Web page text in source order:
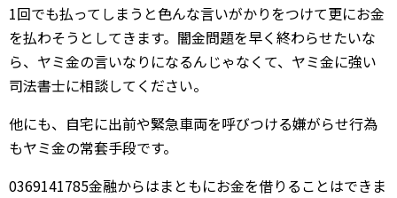
1回でも払ってしまうと色んな言いがかりをつけて更にお金
を払わそうとしてきます。闇金問題を早く終わらせたいな
ら、ヤミ金の言いなりになるんじゃなくて、ヤミ金に強い
司法書士に相談してください。
他にも、自宅に出前や緊急車両を呼びつける嫌がらせ行為
もヤミ金の常套手段です。
0369141785金融からはまともにお金を借りることはできま